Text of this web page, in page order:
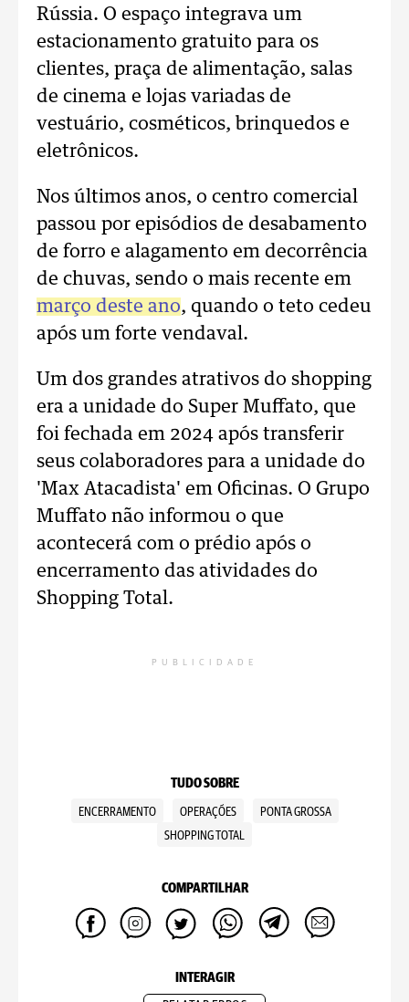
Rússia. O espaço integrava um
estacionamento gratuito para os
clientes, praça de alimentação, salas
de cinema e lojas variadas de
vestuário, cosméticos, brinquedos e
eletrônicos.
Nos últimos anos, o centro comercial
passou por episódios de desabamento
de forro e alagamento em decorrência
de chuvas, sendo o mais recente em
março deste ano, quando o teto cedeu
após um forte vendaval.
Um dos grandes atrativos do shopping
era a unidade do Super Muffato, que
foi fechada em 2024 após transferir
seus colaboradores para a unidade do
'Max Atacadista' em Oficinas. O Grupo
Muffato não informou o que
acontecerá com o prédio após o
encerramento das atividades do
Shopping Total.
PUBLICIDADE
TUDO SOBRE
ENCERRAMENTO OPERAÇÕES
PONTA GROSSA
SHOPPING TOTAL
COMPARTILHAR
INTERAGIR